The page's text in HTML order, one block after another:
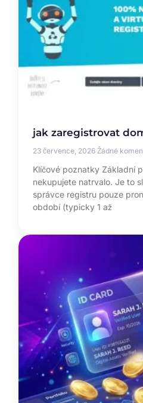
jak zaregistrovat
23 července, 2026 Žádné
Klíčové poznatky Základní
nekupujete natrvalo. Je to
správce registru pouze
období (typicky 1 až